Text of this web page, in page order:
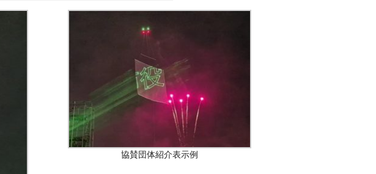
協賛団体紹介表示例